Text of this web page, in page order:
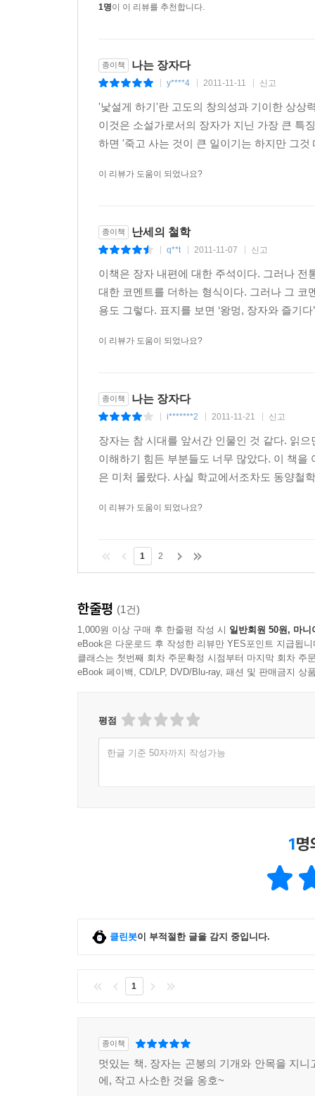
1명이 이 리뷰를 추천합니다.
종이책 나는 장자다
y****4 2011-11-11 신고
'낯설게 하기'란 고도의 창의성과 기이한 상상
이것은 소설가로서의 장자가 지닌 가장 큰 특
하면 '죽고 사는 것이 큰 일이기는 하지만 그
이 리뷰가 도움이 되었나요?
종이책 난세의 철학
q**t 2011-11-07 신고
이책은 장자 내편에 대한 주석이다. 그러나
대한 코멘트를 더하는 형식이다. 그러나 그 코
용도 그렇다. 표지를 보면 ‘왕멍, 장자와 즐기
이 리뷰가 도움이 되었나요?
종이책 나는 장자다
i*******2 2011-11-21 신고
장자는 참 시대를 앞서간 인물인 것 같다. 읽
이해하기 힘든 부분들도 너무 많았다. 이 책
은 미처 몰랐다. 사실 학교에서조차도 동양철
이 리뷰가 도움이 되었나요?
1 2
한줄평 (1건)
1,000원 이상 구매 후 한줄평 작성 시 일반회원 50원, 마니
eBook은 다운로드 후 작성한 리뷰만 YES포인트 지급됩니
클래스는 첫번째 회차 주문확정 시점부터 마지막 회차 주
eBook 페이백, CD/LP, DVD/Blu-ray, 패션 및 판매금지 상
평점
한글 기준 50자까지 작성가능
1명
클린봇이 부적절한 글을 감지 중입니다.
1
종이책
멋있는 책. 장자는 곤붕의 기개와 안목을 지니
에, 작고 사소한 것을 옹호~